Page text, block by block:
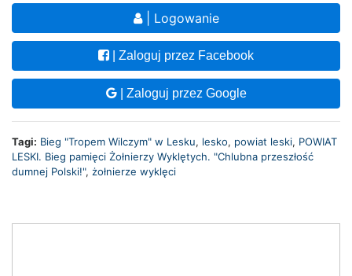
| Logowanie
| Zaloguj przez Facebook
| Zaloguj przez Google
Tagi: Bieg "Tropem Wilczym" w Lesku, lesko, powiat leski, POWIAT
LESKI. Bieg pamięci Żołnierzy Wyklętych. "Chlubna przeszłość
dumnej Polski!", żołnierze wyklęci